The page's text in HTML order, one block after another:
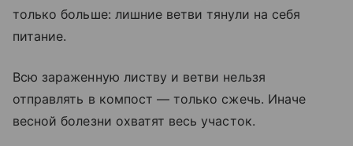
только больше: лишние ветви тянули на себя
питание.
Всю зараженную листву и ветви нельзя
отправлять в компост — только сжечь. Иначе
весной болезни охватят весь участок.